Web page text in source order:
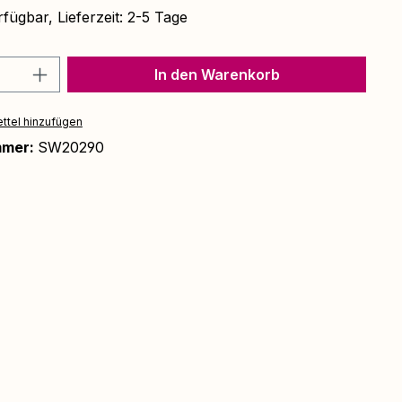
Lieferzeit: 2-5 Tage
Anzahl: Gib den gewünschten Wert
In den Warenkorb
hinzufügen
SW20290